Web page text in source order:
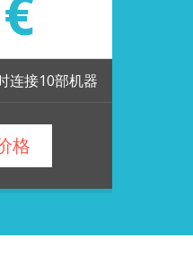
连接10部机器
格